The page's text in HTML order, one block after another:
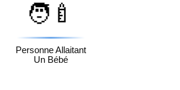
🧑‍🍼
Personne Allaitant
Un Bébé